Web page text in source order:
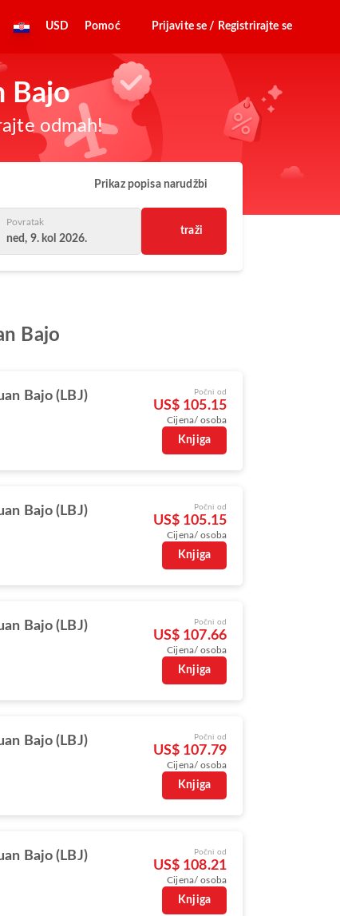
USD Pomoć Prijavite se / Registrirajte se
Bajo
odmah!
Prikaz popisa narudžbi
Povratak
ned, 9. kol 2026.
traži
Bajo
Bajo (LBJ) Počni od
US$ 105.15
Cijena/ osoba
Knjiga
Bajo (LBJ) Počni od
US$ 105.15
Cijena/ osoba
Knjiga
Bajo (LBJ) Počni od
US$ 107.66
Cijena/ osoba
Knjiga
Bajo (LBJ) Počni od
US$ 107.79
Cijena/ osoba
Knjiga
Bajo (LBJ) Počni od
US$ 108.21
Cijena/ osoba
Knjiga